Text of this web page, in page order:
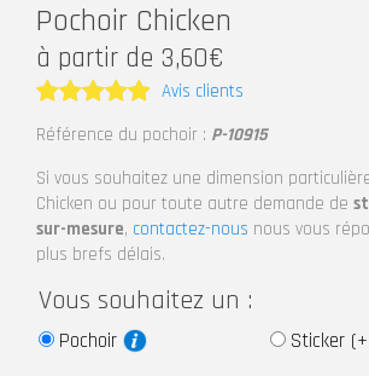
Pochoir Chicken
à partir de 3,60€
Note5
Avis clients
Référence du pochoir : P-10915
Si vous souhaitez une dimension
Chicken ou pour toute autre demande de
sur-mesure, contactez-nous nous vous
plus brefs délais.
Vous souhaitez un :
Pochoir Sticker